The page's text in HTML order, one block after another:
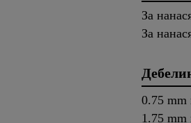
За
За
0.75 mm
1.75 mm